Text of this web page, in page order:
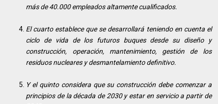
más de 40.000 empleados altamente cualificados.
El cuarto establece que se desarrollará teniendo en cuenta el
ciclo de vida de los futuros buques desde su diseño y
construcción, operación, mantenimiento, gestión de los
residuos nucleares y desmantelamiento definitivo.
Y el quinto considera que su construcción debe comenzar a
principios de la década de 2030 y estar en servicio a partir de